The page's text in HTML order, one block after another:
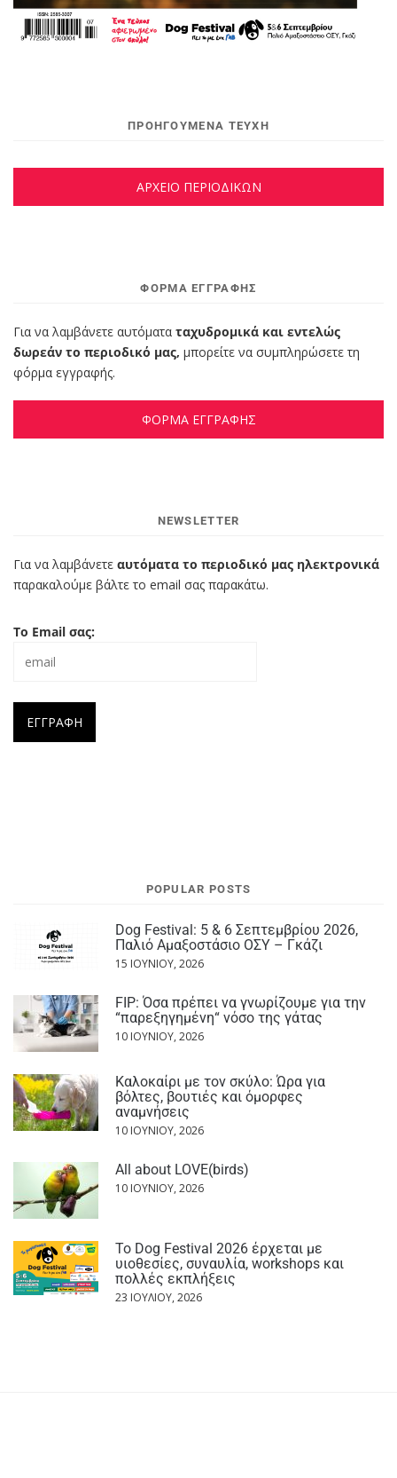
ΠΡΟΗΓΟΥΜΕΝΑ ΤΕΥΧΗ
ΑΡΧΕΙΟ ΠΕΡΙΟΔΙΚΩΝ
ΦΌΡΜΑ ΕΓΓΡΑΦΉΣ
Για να λαμβάνετε αυτόματα ταχυδρομικά και εντελώς
δωρεάν το περιοδικό μας, μπορείτε να συμπληρώσετε τη
φόρμα εγγραφής.
ΦΟΡΜΑ ΕΓΓΡΑΦΗΣ
NEWSLETTER
Για να λαμβάνετε αυτόματα το περιοδικό μας ηλεκτρονικά
παρακαλούμε βάλτε το email σας παρακάτω.
Το Email σας:
POPULAR POSTS
Dog Festival: 5 & 6 Σεπτεμβρίου 2026,
Παλιό Αμαξοστάσιο ΟΣΥ – Γκάζι
15 ΙΟΥΝΊΟΥ, 2026
FIP: Όσα πρέπει να γνωρίζουμε για την
“παρεξηγημένη“ νόσο της γάτας
10 ΙΟΥΝΊΟΥ, 2026
Καλοκαίρι με τον σκύλο: Ώρα για
βόλτες, βουτιές και όμορφες
αναμνήσεις
10 ΙΟΥΝΊΟΥ, 2026
All about LOVE(birds)
10 ΙΟΥΝΊΟΥ, 2026
Το Dog Festival 2026 έρχεται με
υιοθεσίες, συναυλία, workshops και
πολλές εκπλήξεις
23 ΙΟΥΛΊΟΥ, 2026